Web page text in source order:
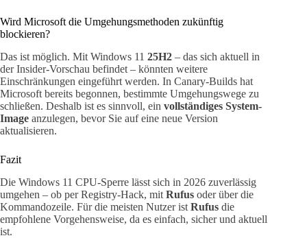
Wird Microsoft die Umgehungsmethoden zukünftig
blockieren?
Das ist möglich. Mit Windows 11 25H2 – das sich aktuell in
der Insider-Vorschau befindet – könnten weitere
Einschränkungen eingeführt werden. In Canary-Builds hat
Microsoft bereits begonnen, bestimmte Umgehungswege zu
schließen. Deshalb ist es sinnvoll, ein vollständiges System-
Image anzulegen, bevor Sie auf eine neue Version
aktualisieren.
Fazit
Die Windows 11 CPU-Sperre lässt sich in 2026 zuverlässig
umgehen – ob per Registry-Hack, mit Rufus oder über die
Kommandozeile. Für die meisten Nutzer ist Rufus die
empfohlene Vorgehensweise, da es einfach, sicher und aktuell
ist.